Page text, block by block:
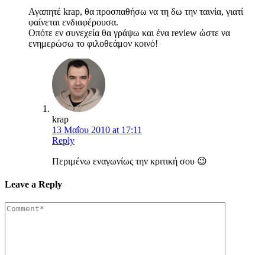
Αγαπητέ krap, θα προσπαθήσω να τη δω την ταινία, γιατί
φαίνεται ενδιαφέρουσα.
Οπότε εν συνεχεία θα γράψω και ένα review ώστε να
ενημερώσω το φιλοθεάμον κοινό!
krap
13 Μαΐου 2010 at 17:11
Reply
Περιμένω εναγωνίως την κριτική σου 😉
Leave a Reply